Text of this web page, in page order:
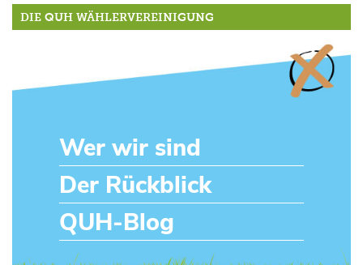
DIE QUH WÄHLERVEREINIGUNG
Wer wir sind
Der Rückblick
QUH-Blog